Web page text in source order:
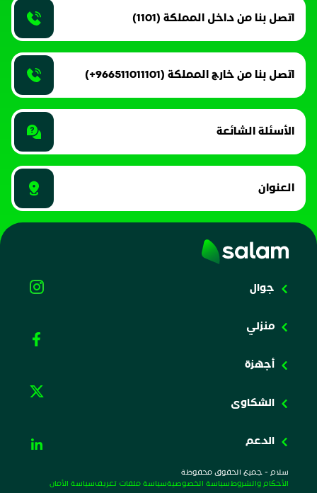
اتصل بنا من داخل المملكة (1101)
اتصل بنا من خارج المملكة (966511011101+)
الأسئلة الشائعة
العنوان
جوال
منزلي
أجهزة
الشكاوى
الدعم
سلام - جميع الحقوق محفوظة
الأحكام والشروط سياسة الخصوصيةسياسة ملفات تعريفسياسة الأمان